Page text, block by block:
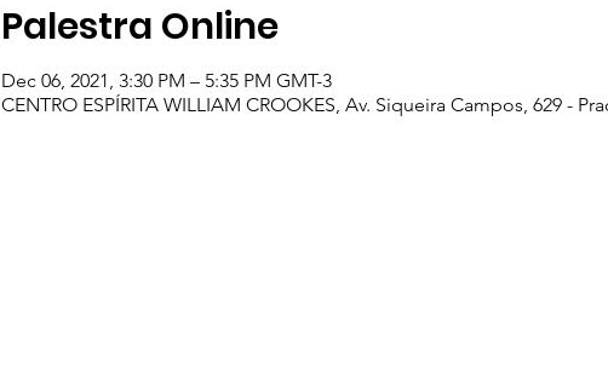
Palestra Online
Dec 06, 2021, 3:30 PM – 5:35 PM GMT-3
CENTRO ESPÍRITA WILLIAM CROOKES, Av. Siqueira Campos, 629 -